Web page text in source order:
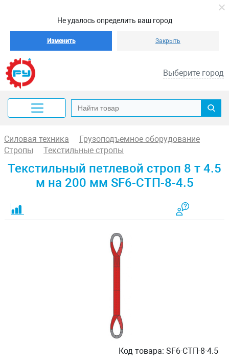
Не удалось определить ваш город
Изменить Закрыть
Выберите город
Силовая техника
Грузоподъемное оборудование
Стропы
Текстильные стропы
Текстильный петлевой строп 8 т 4.5
м на 200 мм SF6-СТП-8-4.5
Код товара: SF6-СТП-8-4.5